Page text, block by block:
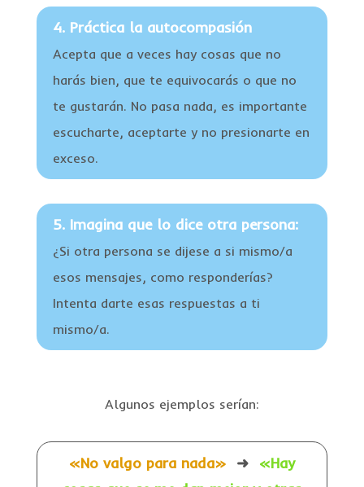
4. Práctica la autocompasión
Acepta que a veces hay cosas que no
harás bien, que te equivocarás o que no
te gustarán. No pasa nada, es importante
escucharte, aceptarte y no presionarte en
exceso.
5. Imagina que lo dice otra persona:
¿Si otra persona se dijese a si mismo/a
esos mensajes, como responderías?
Intenta darte esas respuestas a ti
mismo/a.
Algunos ejemplos serían:
«No valgo para nada» ➜
«Hay